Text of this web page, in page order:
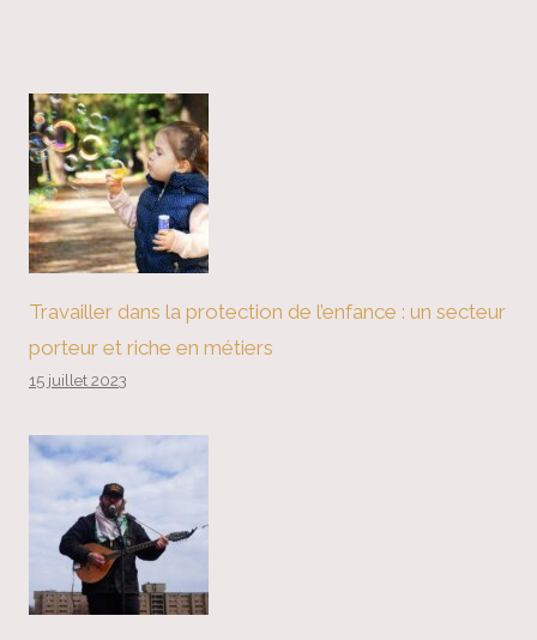
Travailler dans la protection de l’enfance : un secteur
porteur et riche en métiers
15 juillet 2023